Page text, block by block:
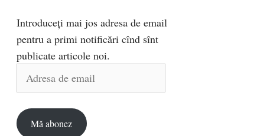
Introduceți mai jos adresa de email
pentru a primi notificări cînd sînt
publicate articole noi.
Adresa
Mă abonez